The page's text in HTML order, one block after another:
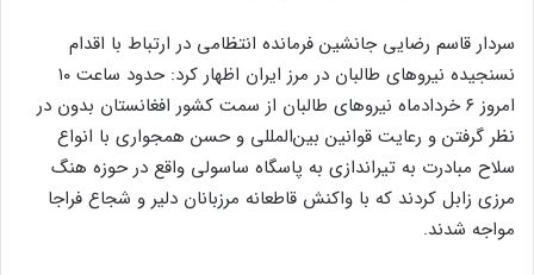
سردار قاسم رضایی جانشین فرمانده انتظامی در ارتباط با اقدام
نسنجیده نیروهای طالبان در مرز ایران اظهار کرد: حدود ساعت ۱۰
امروز ۶ خردادماه نیروهای طالبان از سمت کشور افغانستان بدون در
نظر گرفتن و رعایت قوانین بین‌المللی و حسن همجواری با انواع
سلاح مبادرت به تیراندازی به پاسگاه ساسولی واقع در حوزه هنگ
مرزی زابل کردند که با واکنش قاطعانه مرزبانان دلیر و شجاع فراجا
مواجه شدند.